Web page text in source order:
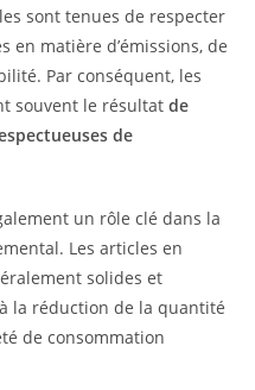
sont tenues de respecter
en matière d’émissions, de
Par conséquent, les
souvent le résultatde
de
un rôle clé dans la
Les articles en
solides et
la réduction de la quantité
de consommation